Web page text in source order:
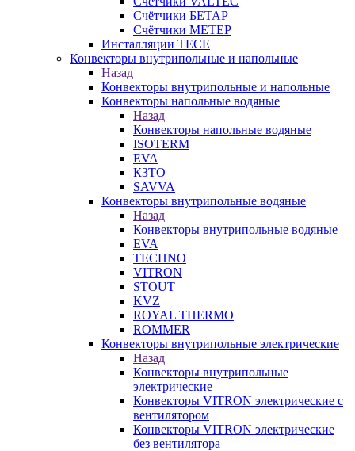
Счётчики БЕТАР
Счётчики МЕТЕР
Инсталляции TECE
Конвекторы внутрипольные и напольные
Назад
Конвекторы внутрипольные и напольные
Конвекторы напольные водяные
Назад
Конвекторы напольные водяные
ISOTERM
EVA
КЗТО
SAVVA
Конвекторы внутрипольные водяные
Назад
Конвекторы внутрипольные водяные
EVA
TECHNO
VITRON
STOUT
KVZ
ROYAL THERMO
ROMMER
Конвекторы внутрипольные электрические
Назад
Конвекторы внутрипольные
электрические
Конвекторы VITRON электрические с
вентилятором
Конвекторы VITRON электрические
без вентилятора